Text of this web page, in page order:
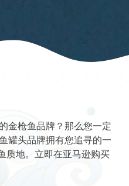
金枪鱼品牌？那么您一定
罐头品牌拥有您追寻的一
质地。立即在亚马逊购买